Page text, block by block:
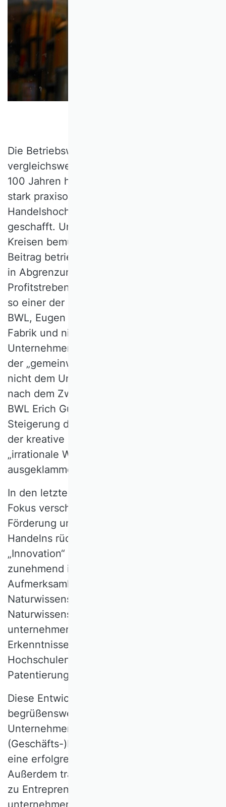
Die Betriebswirtschaftslehre ist eine
vergleichsweise junge Disziplin. Erst vor gut
100 Jahren hat die BWL den Sprung von
stark praxisorientierten
Handelshochschulen an die Universitäten
geschafft. Um Akzeptanz in akademischen
Kreisen bemüht, suchte man damals den
Beitrag betriebswirtschaftlicher Forschung
in Abgrenzung zu individuellem
Profitstreben zu betonen: im Fokus stehe,
so einer der Gründerväter der universitären
BWL, Eugen Schmalenbach, „die Fabrik als
Fabrik und nicht als Veranstaltung eines
Unternehmers“. BWL als Wissenschaft sollte
der „gemeinwirtschaftlichen Produktivität”,
nicht dem Unternehmertum dienen. Auch
nach dem Zweiten Weltkrieg fokussierte die
BWL Erich Gutenbergs vor allem die
Steigerung der betrieblichen Produktivität,
der kreative Unternehmergeist wurde als
„irrationale Wurzel” von der Betrachtung
ausgeklammert.
In den letzten 20 Jahren hat sich dieser
Fokus verschoben. Erforschung und
Förderung unternehmerisch-kreativen
Handelns rücken unter Schlagworten wie
„Innovation“ und „Entrepreneurship“
zunehmend ins Zentrum der
Aufmerksamkeit der BWL. Aber auch
Naturwissenschaftlerinnen und
Naturwissenschaftler werden angehalten,
unternehmerische Verwertbarkeit ihrer
Erkenntnisse mitzudenken und
Hochschulen bemühen sich, bei
Patentierungsprozessen zu unterstützen.
Diese Entwicklung ist prinzipiell
begrüßenswert. Denn vieles am
Unternehmertum ist Handwerk. Eine gute
(Geschäfts-)Idee allein reicht kaum je für
eine erfolgreiche Unternehmensgründung.
Außerdem trägt die Forschung und Lehre
zu Entrepreneurship auch dazu bei,
unternehmerisches Scheitern zu